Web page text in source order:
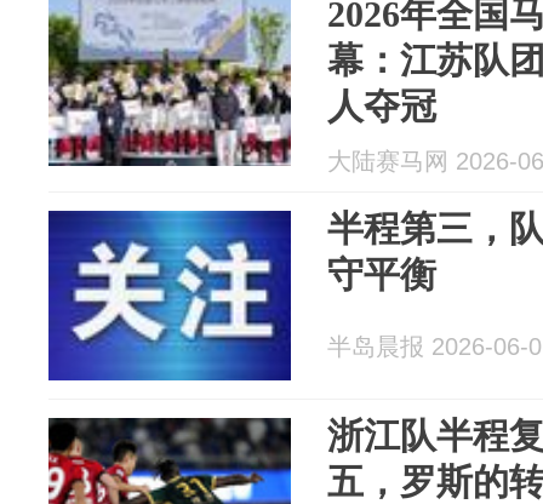
2026年全国
幕：江苏队
人夺冠
大陆赛马网 2026-
半程第三，队史最
守平衡
半岛晨报 2026-06-
浙江队半程
五，罗斯的